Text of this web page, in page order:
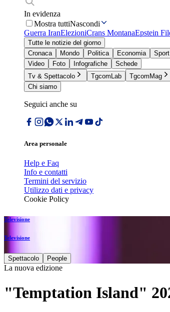
In evidenza
Mostra tuttiNascondi
Guerra IranElezioniCrans MontanaEpstein
Tutte le notizie del giorno
Cronaca
Mondo Politica Economia Sport
Video
Foto Infografiche
Schede
Tv & Spettacolo
TgcomLab TgcomMag
Chi siamo
Seguici anche su
Area personale
Help e Faq
Info e contatti
Termini del servizio
Utilizzo dati e privacy
Cookie Policy
Televisione
Televisione
Spettacolo People
La nuova edizione
"Temptation Island"